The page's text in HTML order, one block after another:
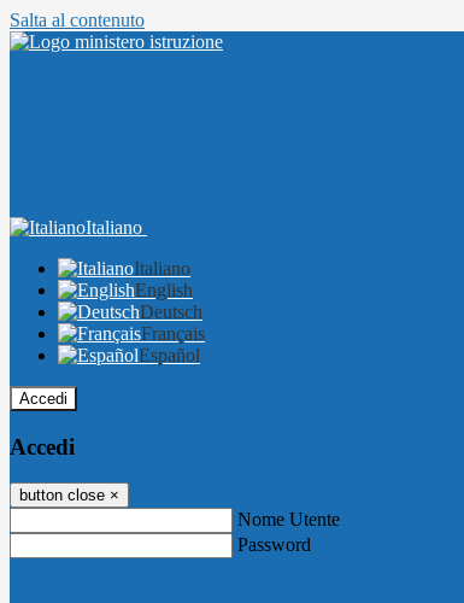
Salta al contenuto
Italiano
Italiano
English
Deutsch
Français
Español
Accedi
Accedi
button close ×
Nome Utente
Password